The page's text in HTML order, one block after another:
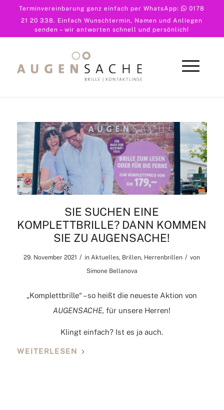
Terminvereinbarung ganz einfach per WhatsApp:
0178
21 20 338. Einfach Wunschtermin, Namen und Anliegen
senden – wir antworten schnell und persönlich!
SIE SUCHEN EINE
KOMPLETTBRILLE? DANN KOMMEN
SIE ZU AUGENSACHE!
29. November 2021 / inAktuelles, Brillen, Herrenbrillen / von
Simone Bellanova
„Komplettbrille“ – so heißt die neueste Aktion von
AUGENSACHE,für unsere Herren!
Klingt einfach? Ist es ja auch.
WEITERLESEN